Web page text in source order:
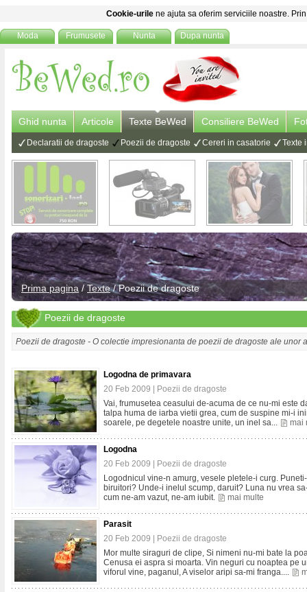
Cookie-urile ne ajuta sa oferim serviciile noastre.
Moda Frumusete Nunta Dupa nunta
Ghid nunta Articole Texte BeWed Consiliere BeWed
Declaratii de dragoste Poezii de dragoste Cereri in casatorie Texte
Prima pagina /Texte/Poezii de dragoste
Poezii de dragoste
Poezii de dragoste - O colectie impresionanta de poezii de dragoste ale unor
Logodna de primavara
20 Feb 2009 |
Poezii de dragoste
Vai, frumusetea ceasului de-acuma de ce nu-mi este
talpa huma de iarba vietii grea, cum de suspine mi-i
soarele, pe degetele noastre unite, un inel sa...
mai
Logodna
20 Feb 2009 |
Poezii de dragoste
Logodnicul vine-n amurg, vesele pletele-i curg.
biruitori? Unde-i inelul scump, daruit? Luna nu vrea
cum ne-am vazut, ne-am iubit.
mai multe
Parasit
20 Feb 2009 |
Poezii de dragoste
Mor multe siraguri de clipe, Si nimeni nu-mi bate la
Cenusa ei aspra si moarta. Vin neguri cu noaptea pe
viforul vine, paganul, A viselor aripi sa-mi franga....